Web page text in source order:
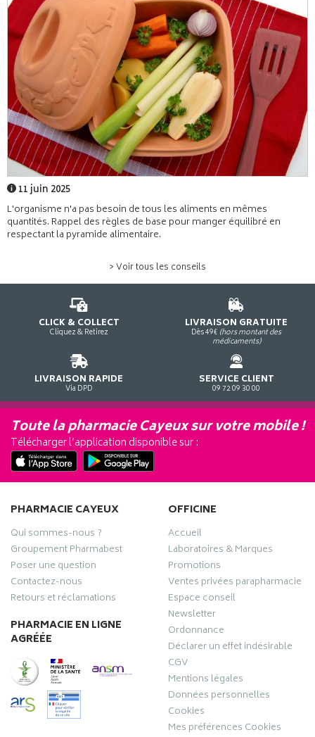
11 juin 2025
L'organisme n'a pas besoin de tous les aliments en mêmes
quantités. Rappel des règles de base pour manger équilibré en
respectant la pyramide alimentaire.
> Voir tous les conseils
CLICK & COLLECT
Cliquez & Retirez
LIVRAISON GRATUITE
Dès 49€ (hors montant des
médicaments)
LIVRAISON RAPIDE
Via DPD
SERVICE CLIENT
09 72 09 30 00
Toute la pharmacie Cayeux sur votre mobile !
Télécharger l’application disponible sur :
PHARMACIE CAYEUX
Qui sommes-nous ?
Groupement Pharmabest
Poser une question
Contactez-nous
Retours et réclamations
PHARMACIE EN LIGNE
AGRÉÉE
OFFICINE
Accueil
Laboratoires & Marques
Promotions
Ventes privées parapharmacie
Espace conseil
Newsletter
Ordonnance
Déclarer un effet indésirable
CGV
Mentions légales
Données personnelles
Cookies
Mes préférences Cookies